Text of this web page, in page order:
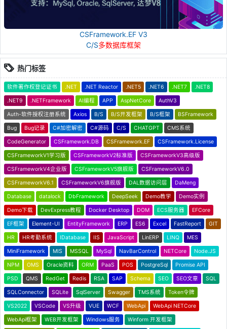
CSFramework.EF V3
C/S多数据库框架
热门标签
软件著作权登记证书 .NET .NET Reactor .NET5 .NET6 .NET7 .NET8
.NET9 .NETFramework AI编程 APP AspNetCore AuthV3
Auth-软件授权注册系统 Axios B/S B/S开发框架 B/S框架 BSFramework
Bug Bug记录 C#加密解密 C#源码 C/S CHATGPT CMS系统
CodeGenerator CSFramework.DB CSFramework.EF CSFramework.License
CSFrameworkV1学习版 CSFrameworkV2标准版 CSFrameworkV3高级版
CSFrameworkV4企业版 CSFrameworkV5旗舰版 CSFrameworkV6.0
CSFrameworkV6.1 CSFrameworkV6旗舰版 DAL数据访问层 DaMeng
Database datalock DbFramework DeepSeek Demo教学 Demo实例
Demo下载 DevExpress教程 Docker Desktop DOM ECS服务器 EFCore
EF框架 Element-UI EntityFramework ERP ES6 Excel FastReport GIT
HR HR考勤系统 IDatabase IIS JavaScript LinERP LINQ MES
MiniFramework MIS MSSQL MySql NavBarControl NETCore Node.JS
NPM OMS Oracle资料 ORM PaaS POS PostgreSql Promise API
PSD QMS RedGet Redis RSA SAP Schema SEO SEO文章 SQL
SQLConnector SQLite SqlServer Swagger TMS系统 Token令牌
VS2022 VSCode VS升级 VUE WCF WebApi WebApi NETCore
WebApi框架 WEB开发框架 Windows服务 Winform 开发框架